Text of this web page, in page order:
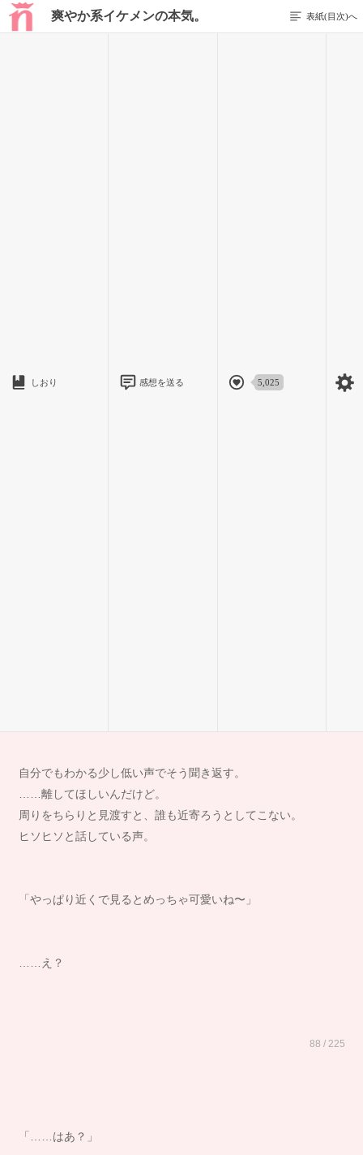
爽やか系イケメンの本気。 表紙(目次)へ
しおり 感想を送る 5,025
三年生の廊下でも見られるんじゃ、休みどころないじゃん。
自分でもわかる少し低い声でそう聞き返す。
……離してほしいんだけど。
周りをちらりと見渡すと、誰も近寄ろうとしてこない。
ヒソヒソと話している声。
「やっぱり近くで見るとめっちゃ可愛いね〜」
……え？
88 / 225
「……はあ？」